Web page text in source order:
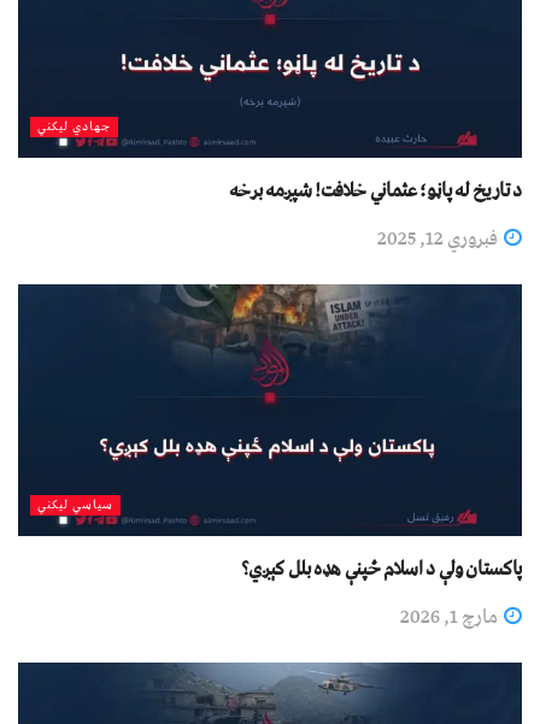
جهادي لیکني
د تاریخ له پاڼو؛ عثماني خلافت! شپږمه برخه
فبروري 12, 2025
سیاسي لیکني
پاکستان ولې د اسلام ځپنې هډه بلل کېږي؟
مارچ 1, 2026